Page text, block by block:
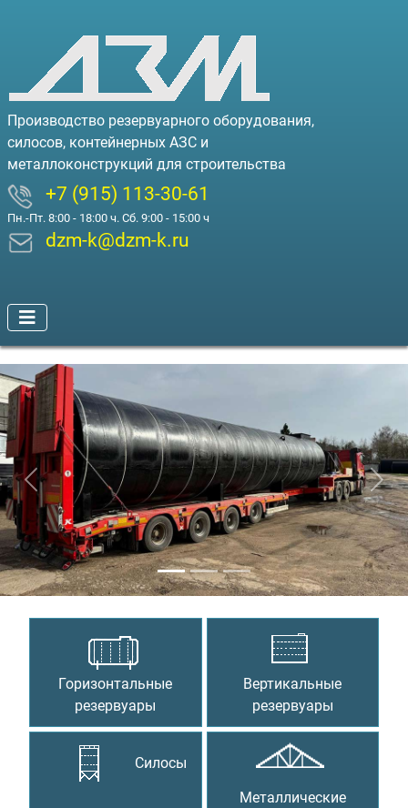
Производство резервуарного оборудования,
силосов, контейнерных АЗС и
металлоконструкций для строительства
+7 (915) 113-30-61
Пн.-Пт. 8:00 - 18:00 ч. Сб. 9:00 - 15:00 ч
dzm-k@dzm-k.ru
Предыдущий
Горизонтальные
резервуары
Вертикальные
резервуары
Силосы
Металлические